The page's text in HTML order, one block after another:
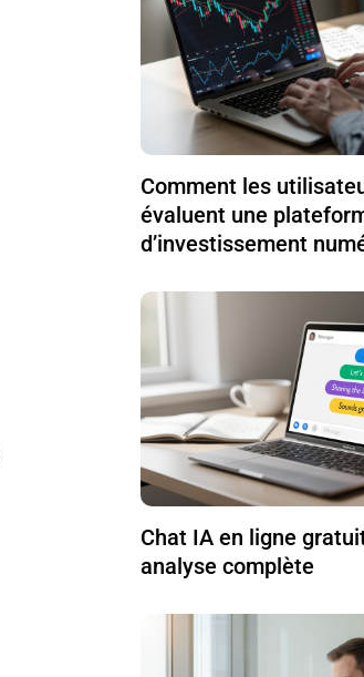
Comment les
évaluent une
d’investissement
Chat IA en ligne
analyse complète